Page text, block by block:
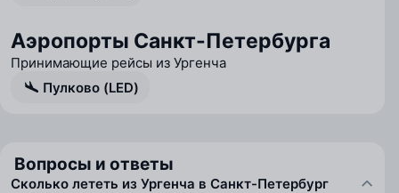
Аэропорты Санкт-Петербурга
Принимающие рейсы из Ургенча
Пулково (LED)
Вопросы и ответы
Сколько лететь из Ургенча в Санкт-Петербург